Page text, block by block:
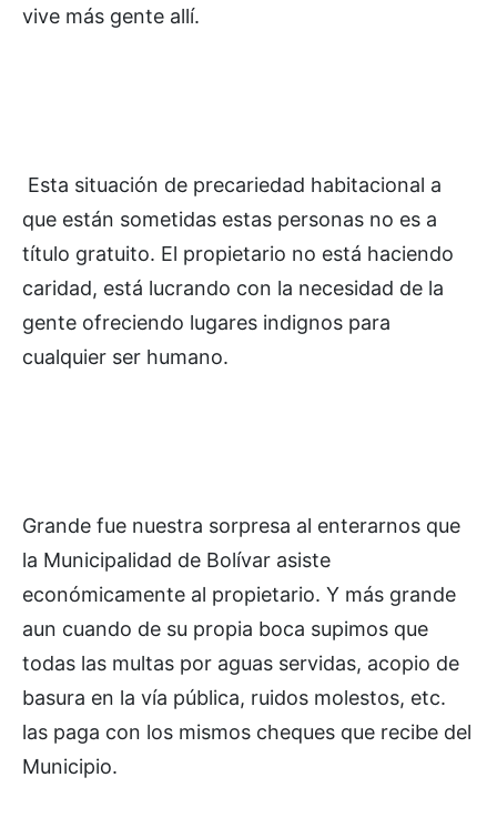
vive más gente allí.
Esta situación de precariedad habitacional a
que están sometidas estas personas no es a
título gratuito. El propietario no está haciendo
caridad, está lucrando con la necesidad de la
gente ofreciendo lugares indignos para
cualquier ser humano.
Grande fue nuestra sorpresa al enterarnos que
la Municipalidad de Bolívar asiste
económicamente al propietario. Y más grande
aun cuando de su propia boca supimos que
todas las multas por aguas servidas, acopio de
basura en la vía pública, ruidos molestos, etc.
las paga con los mismos cheques que recibe del
Municipio.